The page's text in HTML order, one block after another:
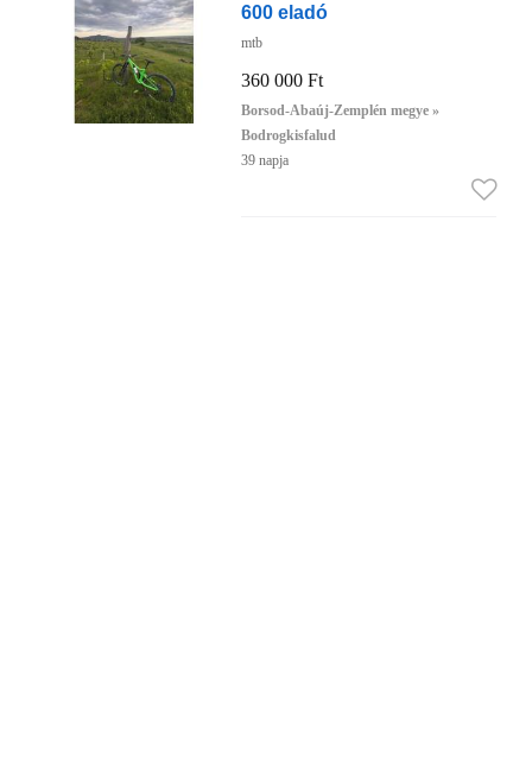
600 eladó
mtb
360 000 Ft
Borsod-Abaúj-Zemplén megye »
Bodrogkisfalud
39 napja